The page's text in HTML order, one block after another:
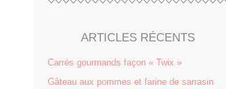
ARTICLES RÉCENTS
Carrés gourmands façon « Twix »
Gâteau aux pommes et farine de sarrasin